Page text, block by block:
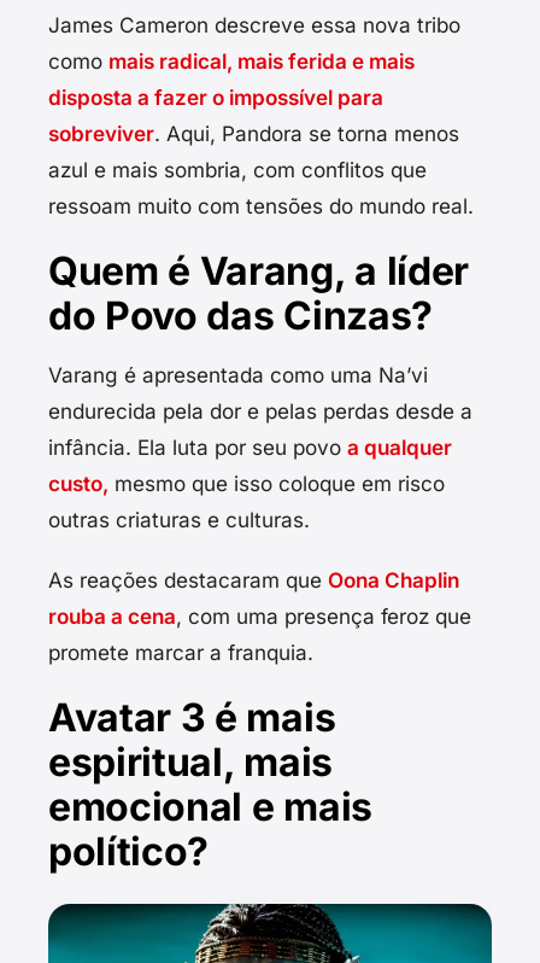
James Cameron descreve essa nova tribo
como mais radical, mais ferida e mais
disposta a fazer o impossível para
sobreviver. Aqui, Pandora se torna menos
azul e mais sombria, com conflitos que
ressoam muito com tensões do mundo real.
Quem é Varang, a líder
do Povo das Cinzas?
Varang é apresentada como uma Na’vi
endurecida pela dor e pelas perdas desde a
infância. Ela luta por seu povo a qualquer
custo, mesmo que isso coloque em risco
outras criaturas e culturas.
As reações destacaram que Oona Chaplin
rouba a cena, com uma presença feroz que
promete marcar a franquia.
Avatar 3 é mais
espiritual, mais
emocional e mais
político?